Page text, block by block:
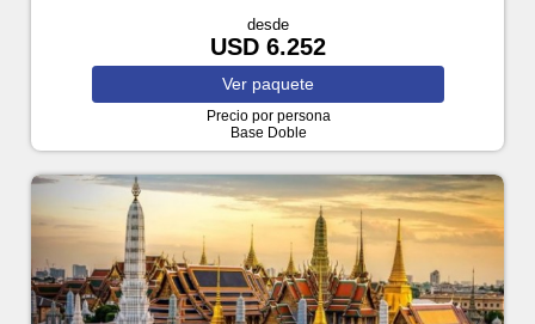
desde
USD 6.252
Ver paquete
Precio por persona
Base Doble